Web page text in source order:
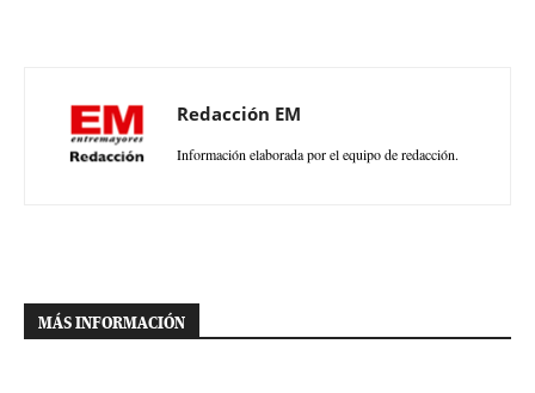
Redacción EM
Información elaborada por el equipo de redacción.
MÁS INFORMACIÓN